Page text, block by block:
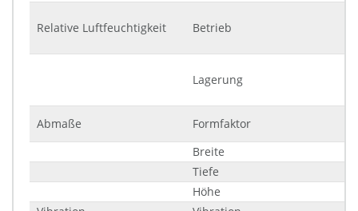
Relative Luftfeuchtigkeit Betrieb
Lagerung
Abmaße
Formfaktor
Breite
Tiefe
Höhe